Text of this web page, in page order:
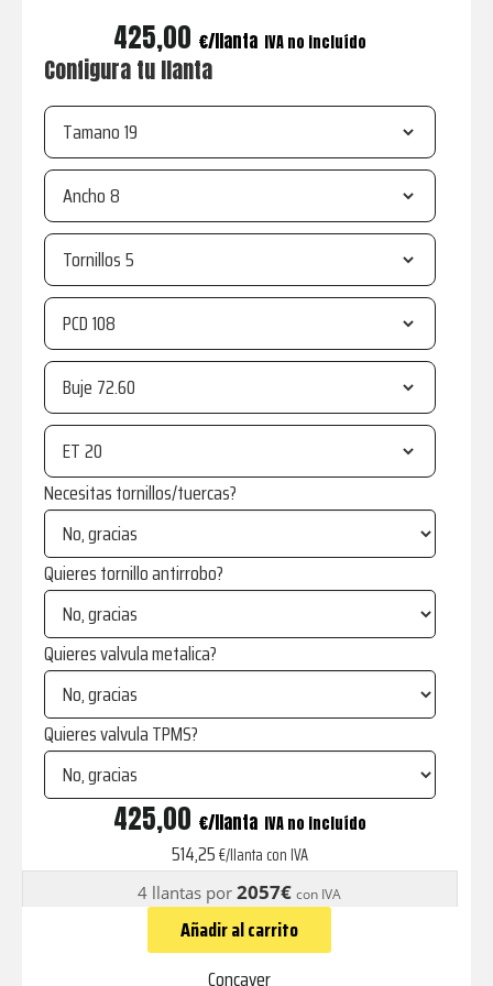
425,00 € IVA no incluído
Configura tu llanta
Tamano
Ancho
Tornillos
PCD
Buje
ET
Necesitas tornillos/tuercas?
Quieres tornillo antirrobo?
Quieres valvula metalica?
Quieres valvula TPMS?
Titanium
cantidad
425,00 € IVA no incluído
514,25€/llanta con IVA
4 llantas por2057€ con IVA
Añadir al carrito
Concaver